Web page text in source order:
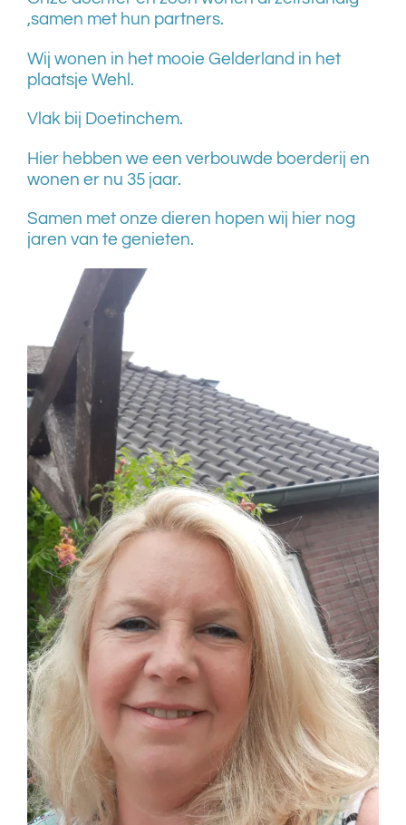
,samen met hun partners.
Wij wonen in het mooie Gelderland in het
plaatsje Wehl.
Vlak bij Doetinchem.
Hier hebben we een verbouwde boerderij en
wonen er nu 35 jaar.
Samen met onze dieren hopen wij hier nog
jaren van te genieten.